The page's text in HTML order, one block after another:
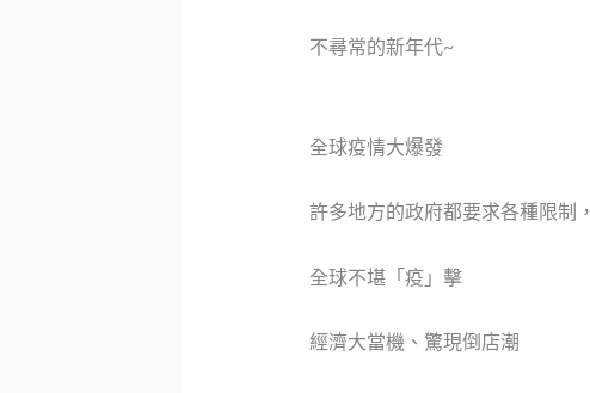
不尋常的新年代~
全球疫情大爆發
許多地方的政府都要求各種限制，
全球不堪「疫」擊
經濟大當機、驚現倒店潮